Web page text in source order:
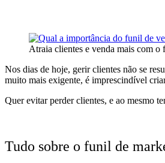
Atraia clientes e venda mais com
Nos dias de hoje, gerir clientes não se
muito mais exigente, é imprescindível
Quer evitar perder clientes, e ao mesmo
Tudo sobre o funil de